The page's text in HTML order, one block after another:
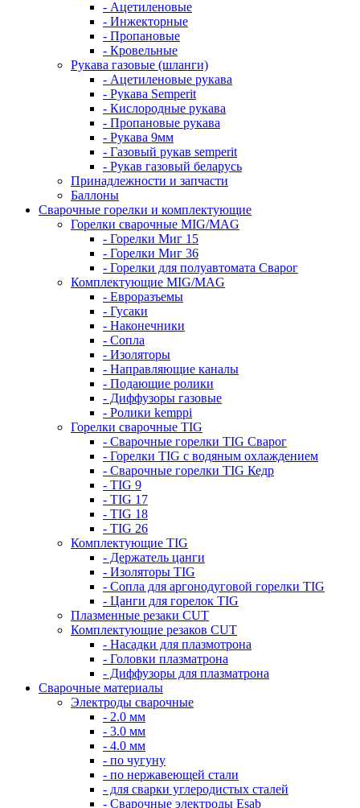
- Ацетиленовые
- Инжекторные
- Пропановые
- Кровельные
Рукава газовые (шланги)
- Ацетиленовые рукава
- Рукава Semperit
- Кислородные рукава
- Пропановые рукава
- Рукава 9мм
- Газовый рукав semperit
- Рукав газовый беларусь
Принадлежности и запчасти
Баллоны
Сварочные горелки и комплектующие
Горелки сварочные MIG/MAG
- Горелки Миг 15
- Горелки Миг 36
- Горелки для полуавтомата Сварог
Комплектующие MIG/MAG
- Евроразъемы
- Гусаки
- Наконечники
- Сопла
- Изоляторы
- Направляющие каналы
- Подающие ролики
- Диффузоры газовые
- Ролики kemppi
Горелки сварочные TIG
- Сварочные горелки TIG Сварог
- Горелки TIG с водяным охлаждением
- Сварочные горелки TIG Кедр
- TIG 9
- TIG 17
- TIG 18
- TIG 26
Комплектующие TIG
- Держатель цанги
- Изоляторы TIG
- Сопла для аргонодуговой горелки TIG
- Цанги для горелок TIG
Плазменные резаки CUT
Комплектующие резаков CUT
- Насадки для плазмотрона
- Головки плазматрона
- Диффузоры для плазматрона
Сварочные материалы
Электроды сварочные
- 2.0 мм
- 3.0 мм
- 4.0 мм
- по чугуну
- по нержавеющей стали
- для сварки углеродистых сталей
- Сварочные электроды Esab